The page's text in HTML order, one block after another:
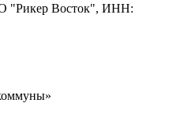
"Рикер Восток", ИНН: